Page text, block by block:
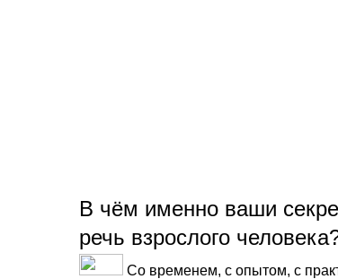
В чём именно ваши
речь взрослого
Со временем, с опытом, с